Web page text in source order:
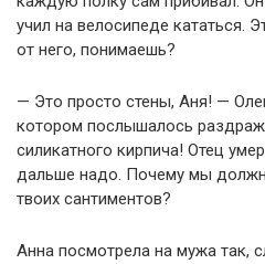
учил на велосипеде кататься.
от него, понимаешь?
— Это просто стены, Аня! —
котором послышалось
силикатного кирпича! Отец
дальше надо. Почему мы
твоих сантиментов?
Анна посмотрела на мужа так,